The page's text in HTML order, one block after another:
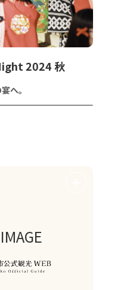
2024 秋
へ。